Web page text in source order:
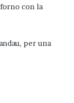
con la
per una